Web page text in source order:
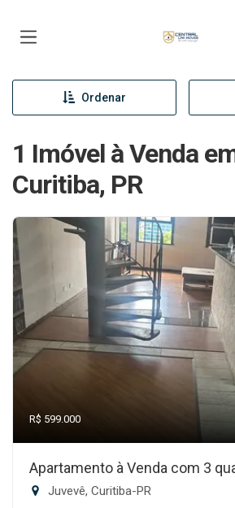
Ordenar
1 Imóvel à Venda
Curitiba, PR
R$ 599.000
Apartamento à Venda com 3
Juvevê, Curitiba-PR